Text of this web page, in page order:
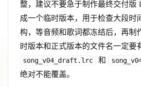
整，建议不要急于制作最终交付版
成一个临时版本，用于检查大段时
构，等音频和歌词都冻结后，再制
时版本和正式版本的文件名一定要
song_v04_draft.lrc 和
绝对不能覆盖。